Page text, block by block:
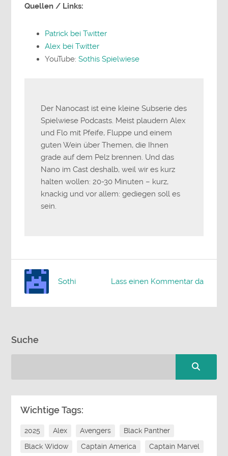
Quellen / Links:
Patrick bei Twitter
Alex bei Twitter
YouTube:Sothis Spielwiese
Der Nanocast ist eine kleine Subserie des
Spielwiese Podcasts. Meist plaudern Alex
und Flo mit Pfeife, Fluppe und einem
guten Wein über Themen, die Ihnen
grade auf dem Pelz brennen. Und das
Nano im Cast deshalb, weil wir es kurz
halten wollen: 20-30 Minuten – kurz,
knackig und vor allem: gediegen soll es
sein.
Lass einen Kommentar da
Sothi
Suche
Wichtige Tags:
2025 Alex Avengers
Black Panther
Black Widow
Captain America
Captain Marvel